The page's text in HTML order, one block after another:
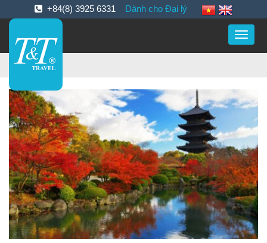
+84(8) 3925 6331 Dành cho Đại lý
Toggle